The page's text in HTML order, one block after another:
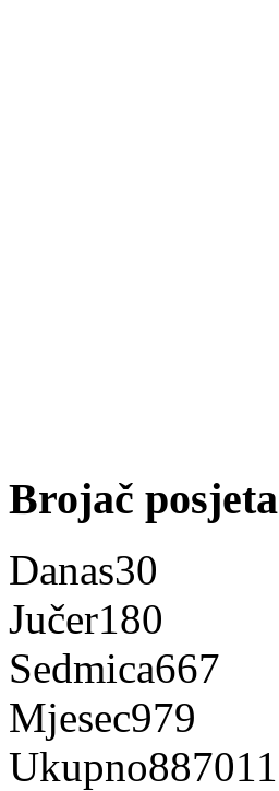
Brojač posjeta
Danas30
Jučer180
Sedmica667
Mjesec979
Ukupno887011